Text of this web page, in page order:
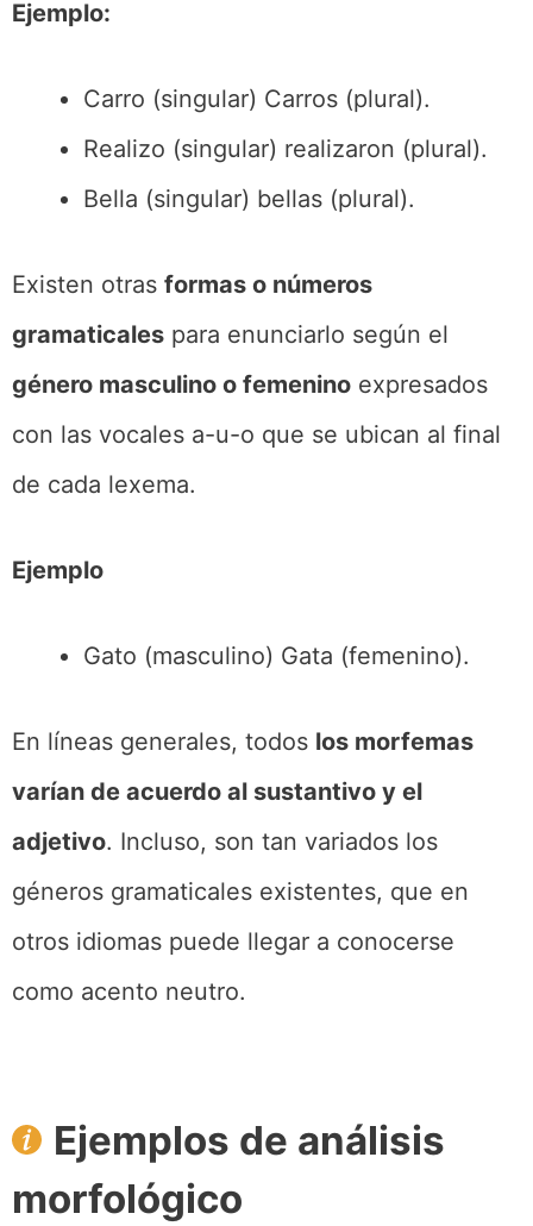
Ejemplo:
Carro (singular) Carros (plural).
Realizo (singular) realizaron (plural).
Bella (singular) bellas (plural).
Existen otras formas o números
gramaticales para enunciarlo según el
género masculino o femenino expresados
con las vocales a-u-o que se ubican al final
de cada lexema.
Ejemplo
Gato (masculino) Gata (femenino).
En líneas generales, todos los morfemas
varían de acuerdo al sustantivo y el
adjetivo. Incluso, son tan variados los
géneros gramaticales existentes, que en
otros idiomas puede llegar a conocerse
como acento neutro.
Ejemplos de análisis
morfológico